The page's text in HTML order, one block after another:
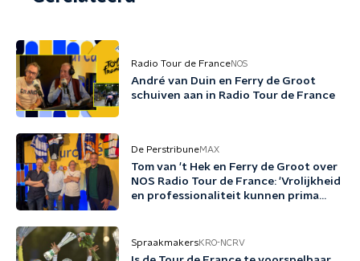
Radio Tour de FranceNOS
André van Duin en Ferry de Groot
schuiven aan in Radio Tour de France
De PerstribuneMAX
Tom van 't Hek en Ferry de Groot over
NOS Radio Tour de France: 'Vrolijkheid
en professionaliteit kunnen prima
SpraakmakersKRO-NCRV